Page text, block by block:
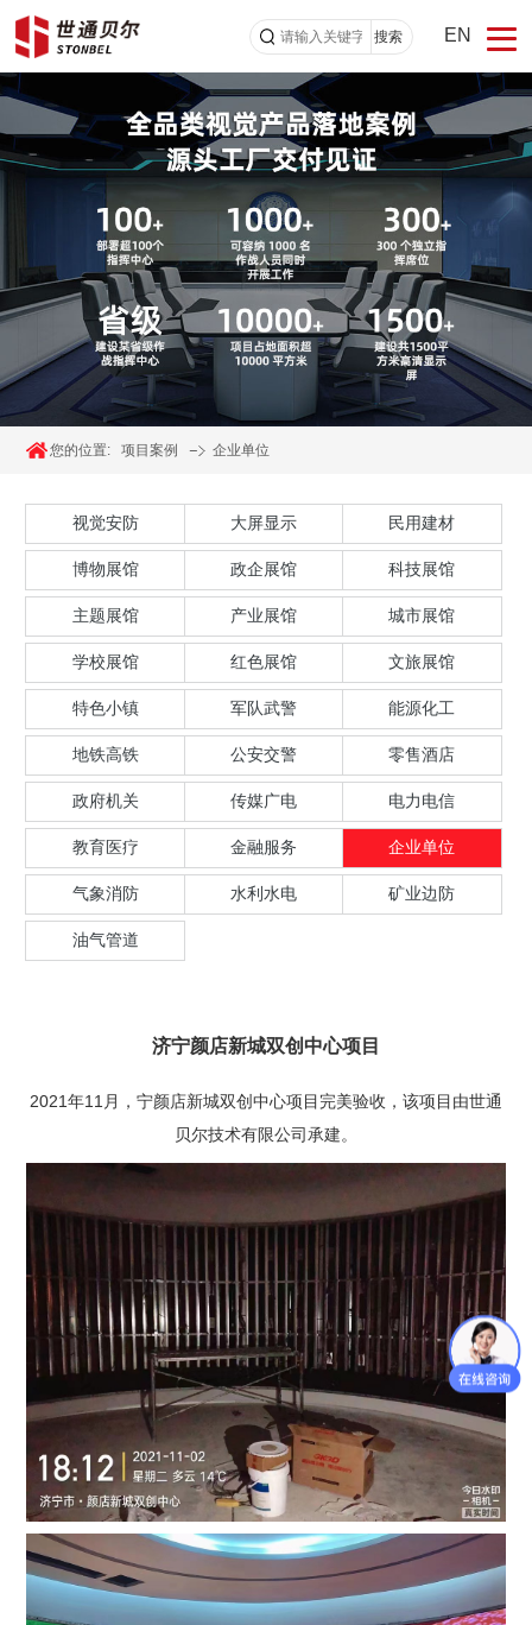
搜索 EN
您的位置: 项目案例 企业单位
视觉安防 大屏显示 民用建材
博物展馆 政企展馆 科技展馆
主题展馆 产业展馆 城市展馆
学校展馆 红色展馆 文旅展馆
特色小镇 军队武警 能源化工
地铁高铁 公安交警 零售酒店
政府机关 传媒广电 电力电信
教育医疗 金融服务 企业单位
气象消防 水利水电 矿业边防
油气管道
济宁颜店新城双创中心项目
2021年11月，宁颜店新城双创中心项目完美验收，该项目由世通
贝尔技术有限公司承建。